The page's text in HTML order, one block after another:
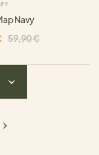
Navy
59,90 €